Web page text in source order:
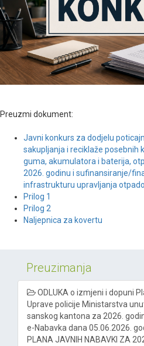
Preuzmi dokument:
Javni konkurs za dodjelu
sakupljanja i reciklaže posebnih
guma, akumulatora i baterija,
2026. godinu i sufinansiranje/
infrastrukturu upravljanja
Prilog 1
Prilog 2
Naljepnica za kovertu
Preuzimanja
ODLUKA o izmjeni i dopuni
Uprave policije Ministarstva
sanskog kantona za 2026.
e-Nabavka dana 05.06.2026.
PLANA JAVNIH NABAVKI ZA